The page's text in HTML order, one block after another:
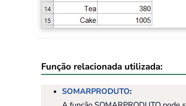
Função relacionada utilizada:
SOMARPRODUTO: